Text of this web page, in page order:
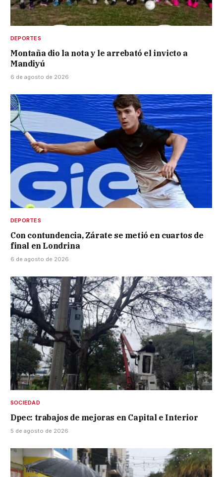
DEPORTES
Montaña dio la nota y le arrebató el invicto a
Mandiyú
6 de agosto de 2026
DEPORTES
Con contundencia, Zárate se metió en cuartos de
final en Londrina
6 de agosto de 2026
SOCIEDAD
Dpec: trabajos de mejoras en Capital e Interior
5 de agosto de 2026